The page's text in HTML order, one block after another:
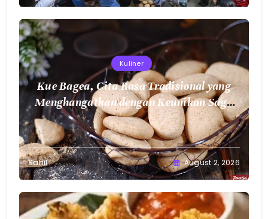
Kuliner
Kue Bagea, Cita Rasa Tradisional yang
Menghangatkan dengan Keunikan Sagu
Nusantara
Sahil August 2, 2026